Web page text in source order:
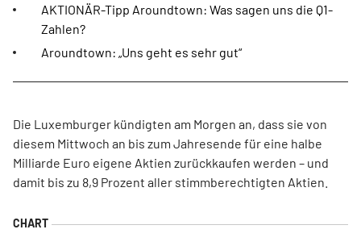
AKTIONÄR-Tipp Aroundtown: Was sagen uns die Q1-
Zahlen?
Aroundtown: „Uns geht es sehr gut“
Die Luxemburger kündigten am Morgen an, dass sie von
diesem Mittwoch an bis zum Jahresende für eine halbe
Milliarde Euro eigene Aktien zurückkaufen werden – und
damit bis zu 8,9 Prozent aller stimmberechtigten Aktien.